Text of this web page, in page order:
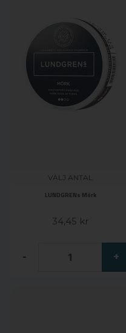
VÄLJ ANTAL
LUNDGRENs Mörk
34,45 kr
- +